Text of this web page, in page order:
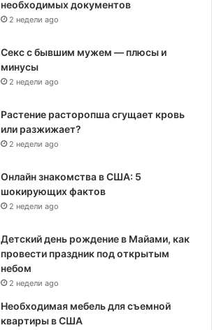
необходимых документов
2 недели ago
Секс с бывшим мужем — плюсы и
минусы
2 недели ago
Растение расторопша сгущает кровь
или разжижает?
2 недели ago
Онлайн знакомства в США: 5
шокирующих фактов
2 недели ago
Детский день рождение в Майами, как
провести праздник под открытым
небом
2 недели ago
Необходимая мебель для съемной
квартиры в США